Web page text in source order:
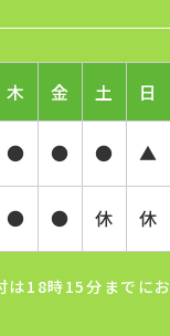
木 金 土
日
● ● ● ▲
● ● 休 休
は18時15分までに